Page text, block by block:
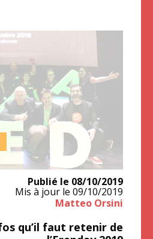
Publié le 08/10/2019
Mis à jour le 09/10/2019
Matteo Orsini
qu’il faut retenir de